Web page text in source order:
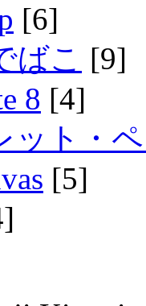
[6]
ばこ [9]
8 [4]
ット・
[5]